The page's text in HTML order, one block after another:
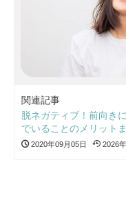
関連記事
脱ネガティブ！前向き
でいることのメリット
2020年09月05日 2026